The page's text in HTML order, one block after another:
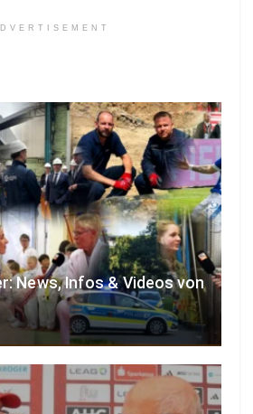
News, Infos & Videos von